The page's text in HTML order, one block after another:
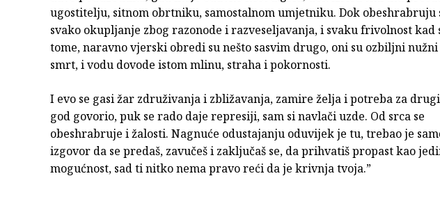
ugostitelju, sitnom obrtniku, samostalnom umjetniku. Dok obeshrabruju
svako okupljanje zbog razonode i razveseljavanja, i svaku frivolnost kad
tome, naravno vjerski obredi su nešto sasvim drugo, oni su ozbiljni
smrt, i vodu dovode istom mlinu, straha i pokornosti.
I evo se gasi žar združivanja i zbližavanja, zamire želja i potreba za
god govorio, puk se rado daje represiji, sam si navlači uzde. Od srca se
obeshrabruje i žalosti. Nagnuće odustajanju oduvijek je tu, trebao je
izgovor da se predaš, zavučeš i zaključaš se, da prihvatiš propast kao
mogućnost, sad ti nitko nema pravo reći da je krivnja tvoja.”